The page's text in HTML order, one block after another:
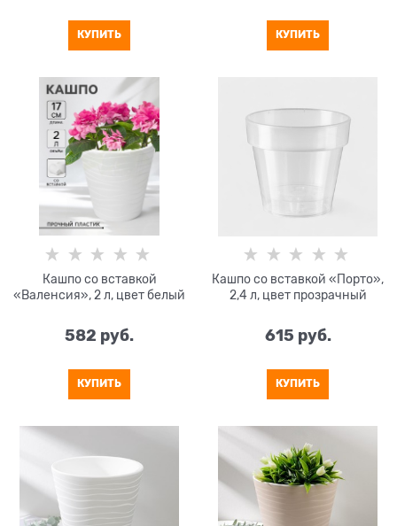
КУПИТЬ КУПИТЬ
Кашпо со вставкой
«Валенсия», 2 л, цвет белый
582 руб.
КУПИТЬ
Кашпо со вставкой «Порто»,
2,4 л, цвет прозрачный
615 руб.
КУПИТЬ